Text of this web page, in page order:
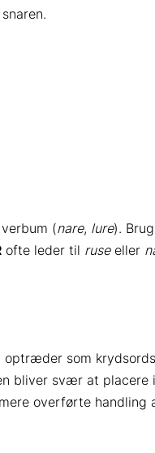
(nare, lure).
ofte leder til ruseeller
som
bliver svær at
overførte handling